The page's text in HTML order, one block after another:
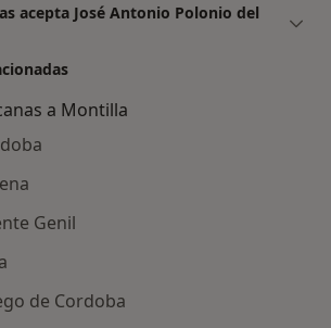
acepta José Antonio Polonio del
a Montilla
Genil
de Cordoba